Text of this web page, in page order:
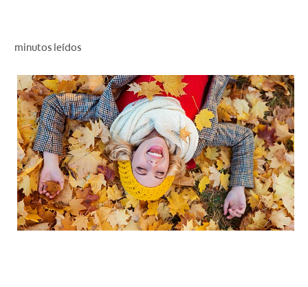
PROMOCIONES
PA (ES)
SUSCRÍBASE
minutos leídos